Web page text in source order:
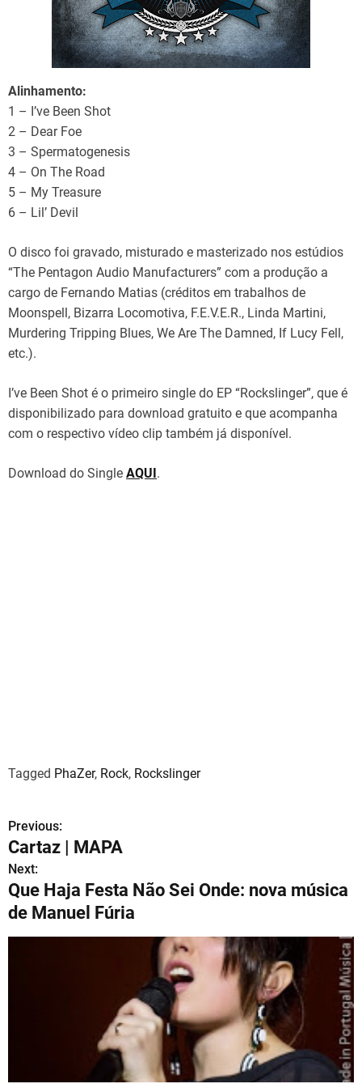
Alinhamento:
1 – I’ve Been Shot
2 – Dear Foe
3 – Spermatogenesis
4 – On The Road
5 – My Treasure
6 – Lil’ Devil
O disco foi gravado, misturado e masterizado nos estúdios
“The Pentagon Audio Manufacturers” com a produção a
cargo de Fernando Matias (créditos em trabalhos de
Moonspell, Bizarra Locomotiva, F.E.V.E.R., Linda Martini,
Murdering Tripping Blues, We Are The Damned, If Lucy Fell,
etc.).
I’ve Been Shot é o primeiro single do EP “Rockslinger”, que é
disponibilizado para download gratuito e que acompanha
com o respectivo vídeo clip também já disponível.
Download do Single AQUI.
Tagged PhaZer, Rock, Rockslinger
N
a
v
e
o
Previous:
Cartaz | MAPA
Next:
Que Haja Festa Não Sei Onde: nova música
de Manuel Fúria